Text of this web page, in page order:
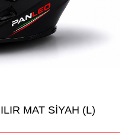
MAT SİYAH (L)